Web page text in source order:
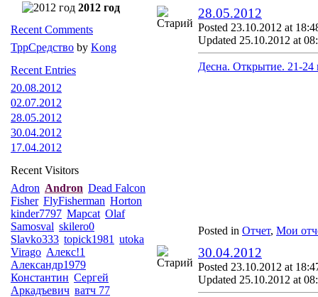
28.05.2012
Posted 23.10.2012 at
Updated 25.10.2012 at
Десна. Открытие. 21-24
Posted in Отчет, Мои
30.04.2012
Posted 23.10.2012 at
Updated 25.10.2012 at
2012 год
Recent Comments
ТррСредство by Kong
Recent Entries
20.08.2012
02.07.2012
28.05.2012
30.04.2012
17.04.2012
Recent Visitors
Adron Andron Dead Falcon
Fisher FlyFisherman Horton
kinder7797 Mapcat Olaf
Samosval skilero0
Slavko333 topick1981 utoka
Virago Алекс!1
Александр1979
Константин Сергей
Аркадъевич ватч 77